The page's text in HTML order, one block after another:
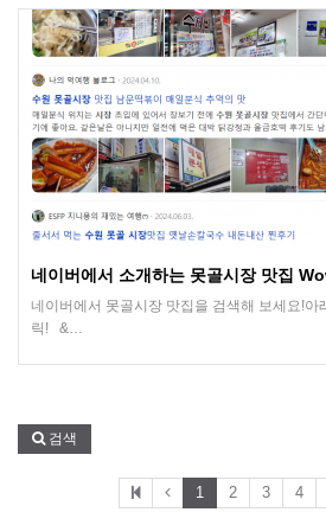
네이버에서 소개하는 못골시장 맛집
네이버에서 못골시장 맛집을 검색해 보세요!아
릭! &…
검색
1 2 3 4